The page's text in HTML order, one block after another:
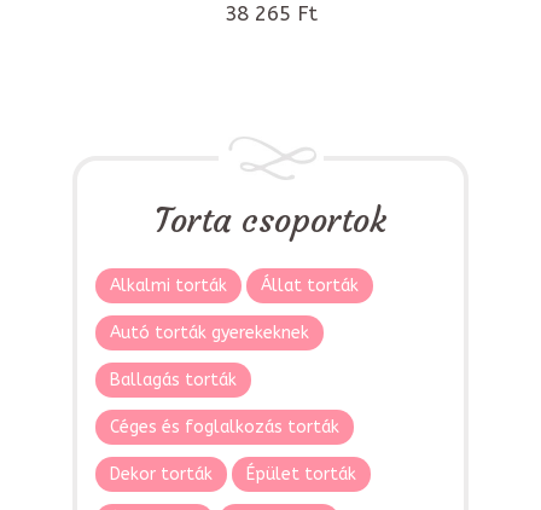
38 265 Ft
Torta csoportok
Alkalmi torták Állat torták
Autó torták gyerekeknek
Ballagás torták
Céges és foglalkozás torták
Dekor torták Épület torták